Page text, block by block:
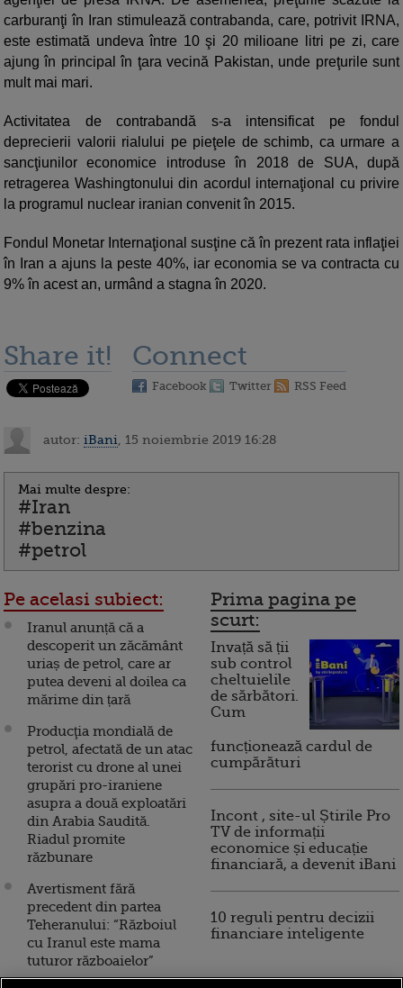
carburanţi în Iran stimulează contrabanda, care, potrivit IRNA,
este estimată undeva între 10 şi 20 milioane litri pe zi, care
ajung în principal în ţara vecină Pakistan, unde preţurile sunt
mult mai mari.
Activitatea de contrabandă s-a intensificat pe fondul
deprecierii valorii rialului pe pieţele de schimb, ca urmare a
sancţiunilor economice introduse în 2018 de SUA, după
retragerea Washingtonului din acordul internaţional cu privire
la programul nuclear iranian convenit în 2015.
Fondul Monetar Internaţional susţine că în prezent rata inflaţiei
în Iran a ajuns la peste 40%, iar economia se va contracta cu
9% în acest an, urmând a stagna în 2020.
Share it! Connect
Facebook Twitter RSS Feed
autor: iBani , 15 noiembrie 2019 16:28
Mai multe despre:
#Iran
#benzina
#petrol
Pe acelasi subiect:
Iranul anunță că a
descoperit un zăcământ
uriaș de petrol, care ar
putea deveni al doilea ca
mărime din țară
Producţia mondială de
petrol, afectată de un atac
terorist cu drone al unei
grupări pro-iraniene
asupra a două exploatări
din Arabia Saudită.
Riadul promite
răzbunare
Avertisment fără
precedent din partea
Teheranului: “Războiul
cu Iranul este mama
tuturor războaielor”
Prima pagina pe
scurt:
Invață să ții
sub control
cheltuielile
de sărbători.
Cum
funcționează cardul de
cumpărături
Incont , site-ul Știrile Pro
TV de informații
economice și educație
financiară, a devenit iBani
10 reguli pentru decizii
financiare inteligente